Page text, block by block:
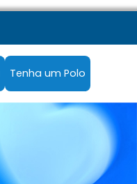
Tenha um Polo